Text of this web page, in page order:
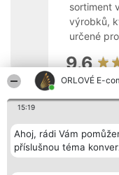
ORLOVÉ E-
15:19
Ahoj, rádi Vám
příslušnou téma
sortiment
výrobků,
určené
9.6
Organizátor hlasování
o. sp. k.
ul. Ruska 22
Wrocław 50-079